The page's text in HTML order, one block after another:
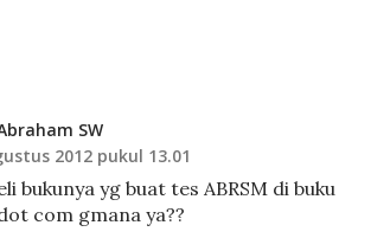
SW
2012 pukul 13.01
bukunya yg buat tes ABRSM di buku
com gmana ya??